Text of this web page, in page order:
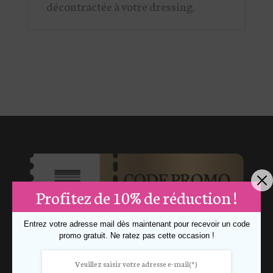
décontractée à votre dressing.
Profitez de 10% de réduction !
Entrez votre adresse mail dès maintenant pour recevoir un code
promo gratuit. Ne ratez pas cette occasion !